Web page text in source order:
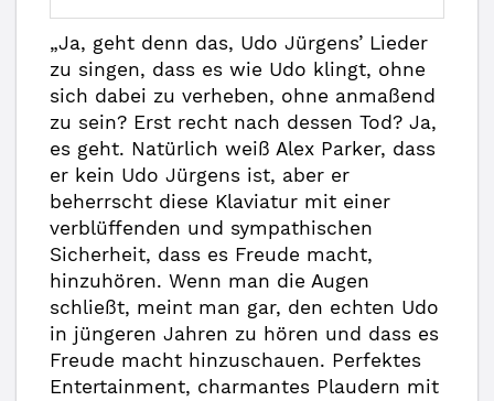
„Ja, geht denn das, Udo Jürgens’ Lieder
zu singen, dass es wie Udo klingt, ohne
sich dabei zu verheben, ohne anmaßend
zu sein? Erst recht nach dessen Tod? Ja,
es geht. Natürlich weiß Alex Parker, dass
er kein Udo Jürgens ist, aber er
beherrscht diese Klaviatur mit einer
verblüffenden und sympathischen
Sicherheit, dass es Freude macht,
hinzuhören. Wenn man die Augen
schließt, meint man gar, den echten Udo
in jüngeren Jahren zu hören und dass es
Freude macht hinzuschauen. Perfektes
Entertainment, charmantes Plaudern mit